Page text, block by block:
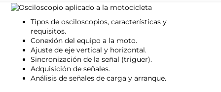
Tipos de osciloscopios, características y
requisitos.
Conexión del equipo a la moto.
Ajuste de eje vertical y horizontal.
Sincronización de la señal (triguer).
Adquisición de señales.
Análisis de señales de carga y arranque.